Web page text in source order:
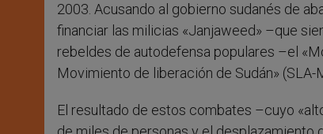
2003. Acusando al gobierno sudanés de
financiar las milicias «Janjaweed» –que
rebeldes de autodefensa populares –el
Movimiento de liberación de Sudán»
El resultado de estos combates –cuyo